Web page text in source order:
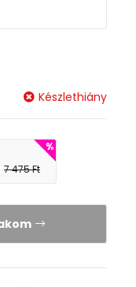
Készlethiány
7 475Ft